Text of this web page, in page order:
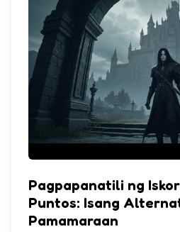
Pagpapanatili ng
Puntos: Isang
Pamamaraan